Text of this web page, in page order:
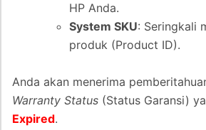
HP Anda.
System SKU: Seringkali
produk (Product ID).
Anda akan menerima
Warranty Status (Status Garansi)
Expired.